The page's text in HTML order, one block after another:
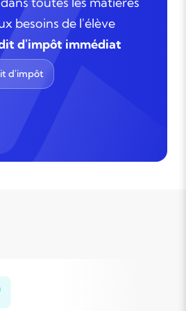
besoins de l'élève
d'impôt immédiat
d'impôt